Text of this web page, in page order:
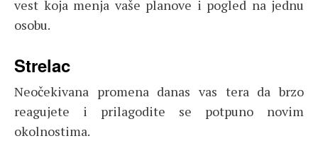
vest koja menja vaše planove i pogled na jednu
osobu.
Strelac
Neočekivana promena danas vas tera da brzo
reagujete i prilagodite se potpuno novim
okolnostima.